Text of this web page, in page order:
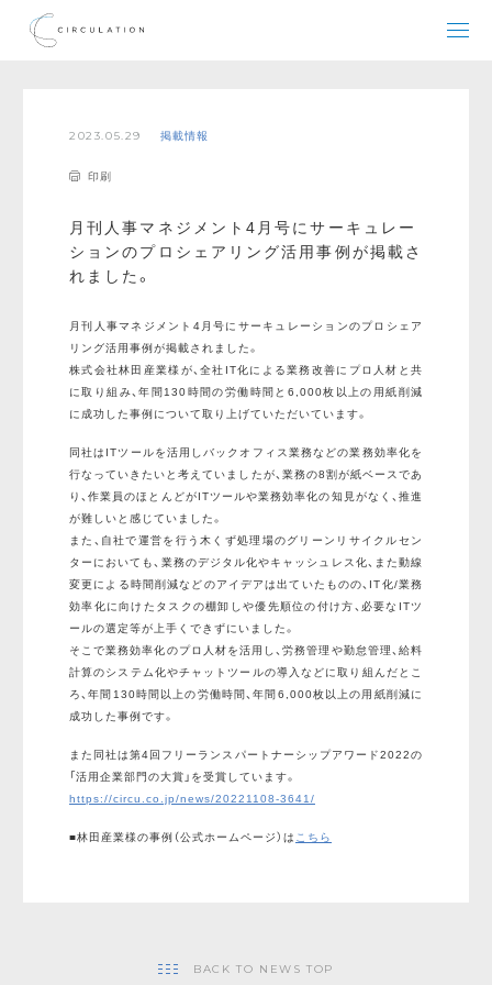
2023.05.29 掲載情報
印刷
月刊人事マネジメント4月号にサーキュレー
ションのプロシェアリング活用事例が掲載さ
れました。
月刊人事マネジメント4月号にサーキュレーションのプロシェア
リング活用事例が掲載されました。
株式会社林田産業様が、全社IT化による業務改善にプロ人材と共
に取り組み、年間130時間の労働時間と6,000枚以上の用紙削減
に成功した事例について取り上げていただいています。
同社はITツールを活用しバックオフィス業務などの業務効率化を
行なっていきたいと考えていましたが、業務の8割が紙ベースであ
り、作業員のほとんどがITツールや業務効率化の知見がなく、推進
が難しいと感じていました。
また、自社で運営を行う木くず処理場のグリーンリサイクルセン
ターにおいても、業務のデジタル化やキャッシュレス化、また動線
変更による時間削減などのアイデアは出ていたものの、IT化/業務
効率化に向けたタスクの棚卸しや優先順位の付け方、必要なITツ
ールの選定等が上手くできずにいました。
そこで業務効率化のプロ人材を活用し、労務管理や勤怠管理、給料
計算のシステム化やチャットツールの導入などに取り組んだとこ
ろ、年間130時間以上の労働時間、年間6,000枚以上の用紙削減に
成功した事例です。
また同社は第4回フリーランスパートナーシップアワード2022の
「活用企業部門の大賞」を受賞しています。
https://circu.co.jp/news/20221108-3641/
■林田産業様の事例（公式ホームページ）は こちら
BACK TO NEWS TOP